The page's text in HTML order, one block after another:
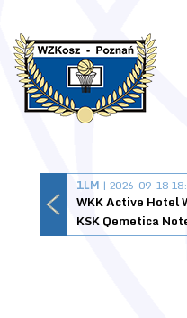
1LM | 2026-09-18
WKK Active Hotel